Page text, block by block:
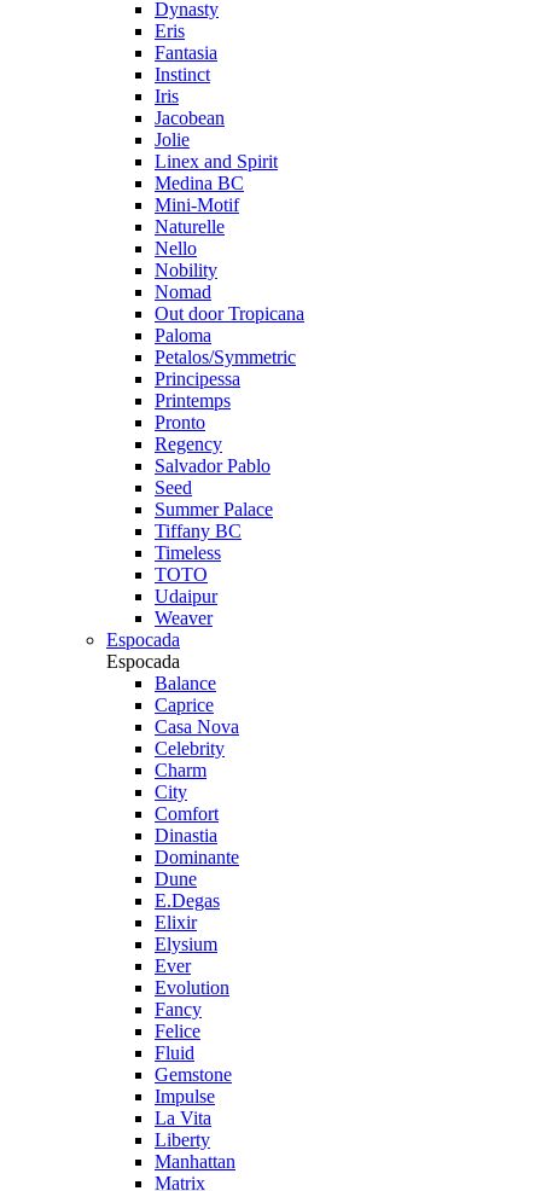
Dynasty
Eris
Fantasia
Instinct
Iris
Jacobean
Jolie
Linex and Spirit
Medina BC
Mini-Motif
Naturelle
Nello
Nobility
Nomad
Out door Tropicana
Paloma
Petalos/Symmetric
Principessa
Printemps
Pronto
Regency
Salvador Pablo
Seed
Summer Palace
Tiffany BC
Timeless
TOTO
Udaipur
Weaver
Espocada
Espocada
Balance
Caprice
Casa Nova
Celebrity
Charm
City
Comfort
Dinastia
Dominante
Dune
E.Degas
Elixir
Elysium
Ever
Evolution
Fancy
Felice
Fluid
Gemstone
Impulse
La Vita
Liberty
Manhattan
Matrix